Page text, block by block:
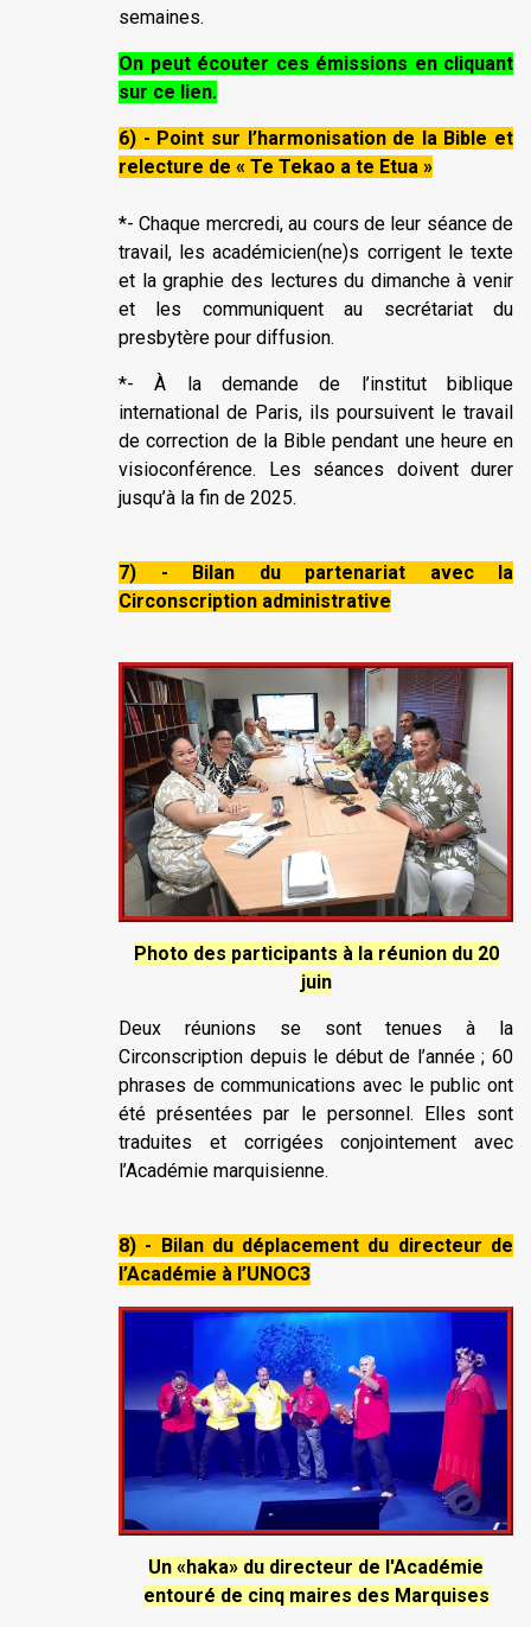
semaines.
On peut écouter ces émissions en cliquant
sur ce lien.
6) - Point sur l’harmonisation de la Bible et
relecture de « Te Tekao a te Etua »
*- Chaque mercredi, au cours de leur séance de
travail, les académicien(ne)s corrigent le texte
et la graphie des lectures du dimanche à venir
et les communiquent au secrétariat du
presbytère pour diffusion.
*- À la demande de l’institut biblique
international de Paris, ils poursuivent le travail
de correction de la Bible pendant une heure en
visioconférence. Les séances doivent durer
jusqu’à la fin de 2025.
7) - Bilan du partenariat avec la
Circonscription administrative
Photo des participants à la réunion du 20
juin
Deux réunions se sont tenues à la
Circonscription depuis le début de l’année ; 60
phrases de communications avec le public ont
été présentées par le personnel. Elles sont
traduites et corrigées conjointement avec
l’Académie marquisienne.
8) - Bilan du déplacement du directeur de
l’Académie à l’UNOC3
Un «haka» du directeur de l'Académie
entouré de cinq maires des Marquises